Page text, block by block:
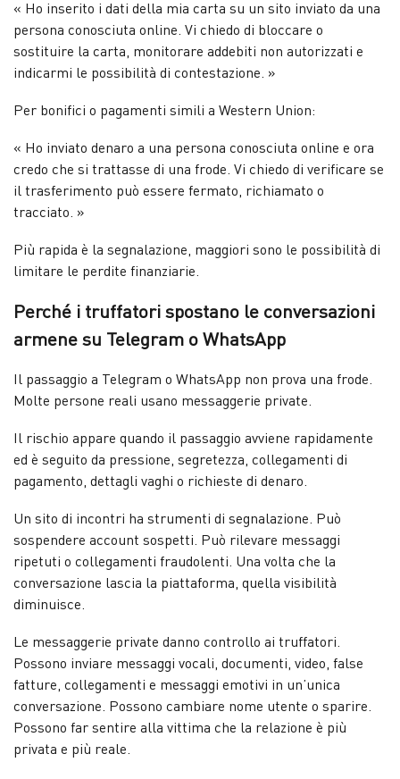
« Ho inserito i dati della mia carta su un sito inviato da una
persona conosciuta online. Vi chiedo di bloccare o
sostituire la carta, monitorare addebiti non autorizzati e
indicarmi le possibilità di contestazione. »
Per bonifici o pagamenti simili a Western Union:
« Ho inviato denaro a una persona conosciuta online e ora
credo che si trattasse di una frode. Vi chiedo di verificare se
il trasferimento può essere fermato, richiamato o
tracciato. »
Più rapida è la segnalazione, maggiori sono le possibilità di
limitare le perdite finanziarie.
Perché i truffatori spostano le conversazioni
armene su Telegram o WhatsApp
Il passaggio a Telegram o WhatsApp non prova una frode.
Molte persone reali usano messaggerie private.
Il rischio appare quando il passaggio avviene rapidamente
ed è seguito da pressione, segretezza, collegamenti di
pagamento, dettagli vaghi o richieste di denaro.
Un sito di incontri ha strumenti di segnalazione. Può
sospendere account sospetti. Può rilevare messaggi
ripetuti o collegamenti fraudolenti. Una volta che la
conversazione lascia la piattaforma, quella visibilità
diminuisce.
Le messaggerie private danno controllo ai truffatori.
Possono inviare messaggi vocali, documenti, video, false
fatture, collegamenti e messaggi emotivi in un’unica
conversazione. Possono cambiare nome utente o sparire.
Possono far sentire alla vittima che la relazione è più
privata e più reale.